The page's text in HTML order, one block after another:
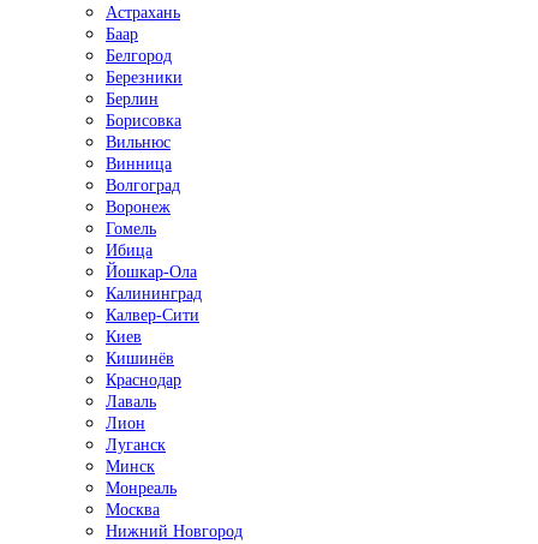
Астрахань
Баар
Белгород
Березники
Берлин
Борисовка
Вильнюс
Винница
Волгоград
Воронеж
Гомель
Ибица
Йошкар-Ола
Калининград
Калвер-Сити
Киев
Кишинёв
Краснодар
Лаваль
Лион
Луганск
Минск
Монреаль
Москва
Нижний Новгород